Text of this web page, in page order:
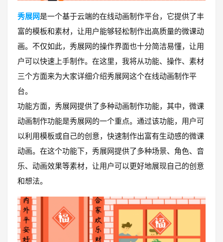
秀展网是一个基于云端的在线动画制作平台，它提供了丰
富的模板和素材，让用户能够轻松制作出高质量的微课动
画。不仅如此，秀展网的操作界面也十分简洁易懂，让用
户可以快速上手制作。在这里，我将从功能、操作、素材
三个方面来为大家详细介绍秀展网这个在线动画制作平
台。
功能方面，秀展网提供了多种动画制作功能，其中，微课
动画制作功能是秀展网的一个重点。通过该功能，用户可
以利用模板或自己的创意，快速制作出富有生动感的微课
动画。在这个功能下，秀展网提供了多种场景、角色、音
乐、动画效果等素材，让用户可以更好地展现自己的创意
和想法。